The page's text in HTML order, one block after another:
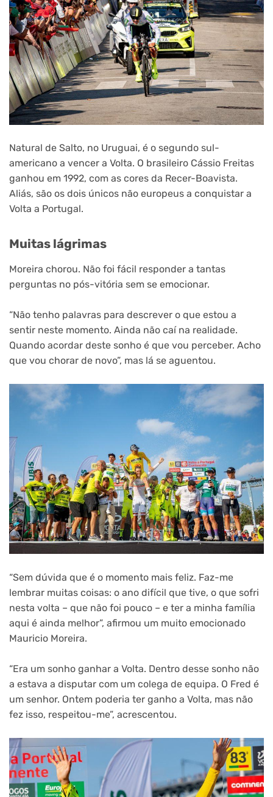
Natural de Salto, no Uruguai, é o segundo sul-
americano a vencer a Volta. O brasileiro Cássio Freitas
ganhou em 1992, com as cores da Recer-Boavista.
Aliás, são os dois únicos não europeus a conquistar a
Volta a Portugal.
Muitas lágrimas
Moreira chorou. Não foi fácil responder a tantas
perguntas no pós-vitória sem se emocionar.
“Não tenho palavras para descrever o que estou a
sentir neste momento. Ainda não caí na realidade.
Quando acordar deste sonho é que vou perceber. Acho
que vou chorar de novo”, mas lá se aguentou.
“Sem dúvida que é o momento mais feliz. Faz-me
lembrar muitas coisas: o ano difícil que tive, o que sofri
nesta volta – que não foi pouco – e ter a minha família
aqui é ainda melhor”, afirmou um muito emocionado
Mauricio Moreira.
“Era um sonho ganhar a Volta. Dentro desse sonho não
a estava a disputar com um colega de equipa. O Fred é
um senhor. Ontem poderia ter ganho a Volta, mas não
fez isso, respeitou-me”, acrescentou.